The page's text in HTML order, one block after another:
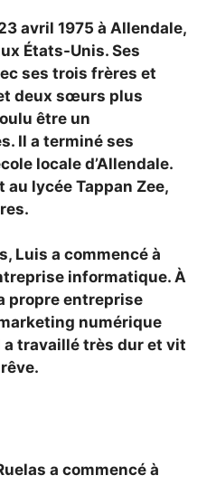
avril 1975 à Allendale,
États-Unis. Ses
ses trois frères et
deux sœurs plus
être un
Il a terminé ses
locale d’Allendale.
au lycée Tappan Zee,
Luis a commencé à
informatique. À
propre entreprise
numérique
a travaillé très dur et vit
a commencé à